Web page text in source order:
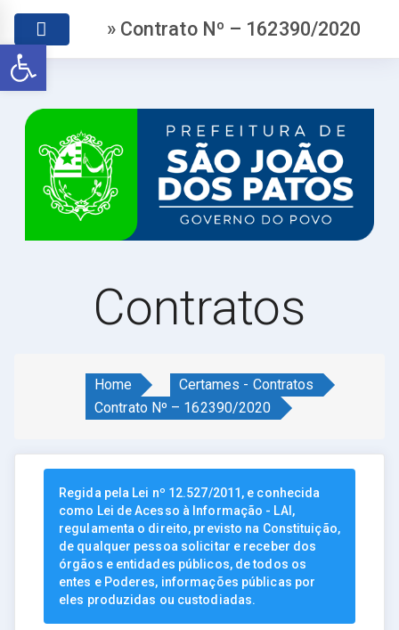
Abrir a barra de ferramentas
» Contrato Nº – 162390/2020
Contratos
Home
Certames - Contratos
Contrato Nº – 162390/2020
Regida pela Lei nº 12.527/2011, e conhecida
como Lei de Acesso à Informação - LAI,
regulamenta o direito, previsto na Constituição,
de qualquer pessoa solicitar e receber dos
órgãos e entidades públicos, de todos os
entes e Poderes, informações públicas por
eles produzidas ou custodiadas.